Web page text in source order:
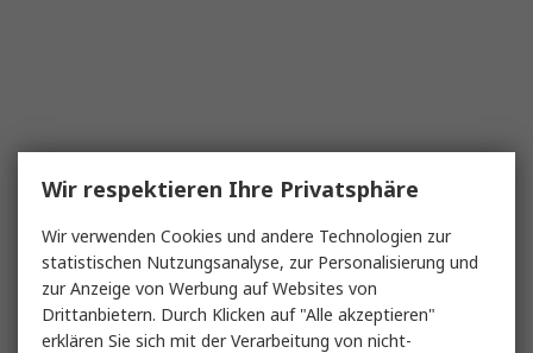
Wir respektieren Ihre Privatsphäre
Wir verwenden Cookies und andere Technologien zur
statistischen Nutzungsanalyse, zur Personalisierung und
zur Anzeige von Werbung auf Websites von
Drittanbietern. Durch Klicken auf "Alle akzeptieren"
erklären Sie sich mit der Verarbeitung von nicht-